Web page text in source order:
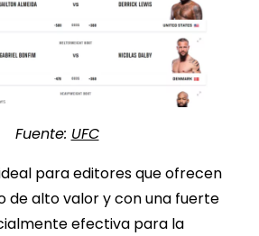
Fuente: UFC
para editores que ofrecen
de alto valor y con una fuerte
efectiva para la